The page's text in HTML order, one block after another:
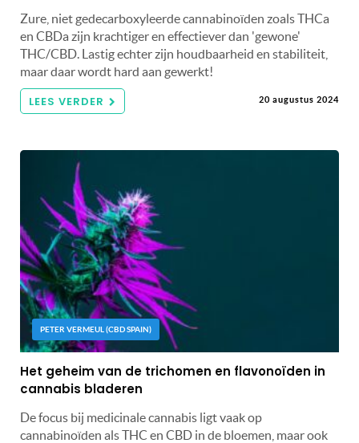
Zure, niet gedecarboxyleerde cannabinoïden zoals THCa
en CBDa zijn krachtiger en effectiever dan 'gewone'
THC/CBD. Lastig echter zijn houdbaarheid en stabiliteit,
maar daar wordt hard aan gewerkt!
LEES VERDER 20 augustus 2024
PETER VERMEUL (CBD SPAIN)
Het geheim van de trichomen en flavonoïden in
cannabis bladeren
De focus bij medicinale cannabis ligt vaak op
cannabinoïden als THC en CBD in de bloemen, maar ook